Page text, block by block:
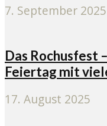
7. September 2025
Das Rochusfest
Feiertag mit
17. August 2025